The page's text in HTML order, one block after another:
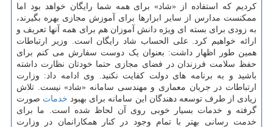
کردیم که استفاده از «شاد» برای همه شما رایگان خواهد بود اما
ممکنست مدارس از سایر ابزارها برای آموزش مجازی بهره بگیرند،
به زودی برای بسته ای ویژه دانش آموزان هم برای همه آنها تعریف و
ارائه خواهیم کرد. علی الحساب شاد رایگان است. وزیر ارتباطات
همین طور اظهار داشت: بعنوان یک دوست سفارش می کنم برای
حفظ سلامت فرزندان در فضای مجازی حتما خودتان نظارت داشته
باشید و به برنامه های دولت کفایت نکنید. وی ادامه داد: وزارت
ارتباطات در جریان معماری و مهندسی سامانه «شاد» نیست. تلاش
زیادی از طرف توسعه دهندگان این سامانه برای بهبود خدمات صورت
گرفته و خدمات بسیار خوبی روی آن لحاظ شده است. ما برای
خدمت رسانی بهتر با تمام وجود در کنار همکارانمان در وزارت